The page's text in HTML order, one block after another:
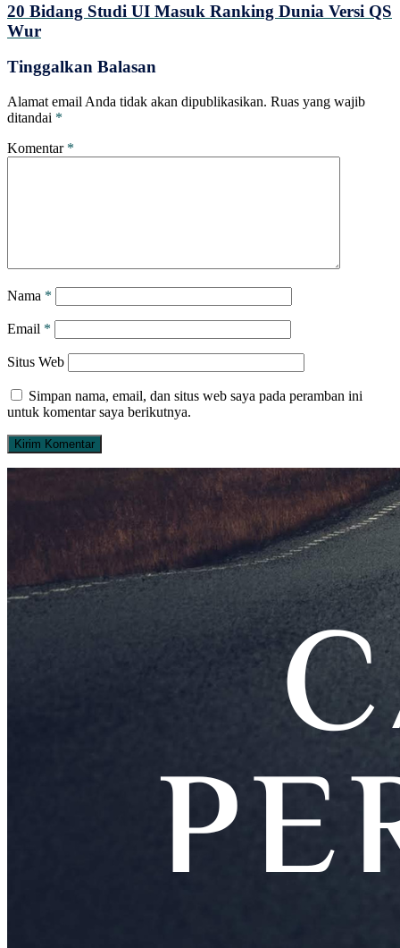
20 Bidang Studi UI Masuk Ranking Dunia Versi QS
Wur
Tinggalkan Balasan
Alamat email Anda tidak akan dipublikasikan. Ruas yang wajib
ditandai *
Komentar *
Nama *
Email *
Situs Web
Simpan nama, email, dan situs web saya pada peramban ini
untuk komentar saya berikutnya.